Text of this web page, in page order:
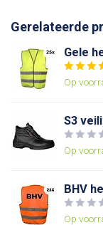
Gerelateerde
Gele
Op
S3
Op
BHV
Op